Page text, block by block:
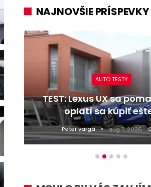
NAJNOVŠIE PRÍSPEVKY
AUTO TESTY
TEST: Lexus UX sa
oplatí sa kúpiť
Peter varga aug 7, 2026